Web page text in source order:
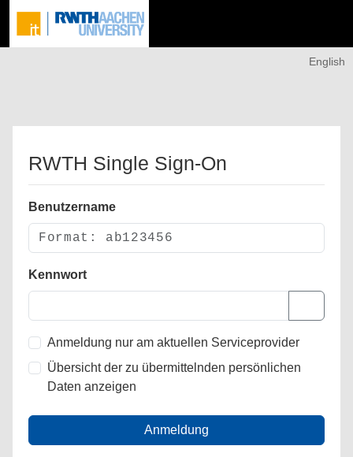
English
RWTH Single Sign-On
Benutzername
Kennwort
Anmeldung nur am aktuellen Serviceprovider
Übersicht der zu übermittelnden persönlichen
Daten anzeigen
Anmeldung